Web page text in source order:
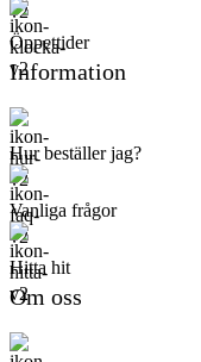
Öppettider
Information
Hur beställer jag?
Vanliga frågor
Hitta hit
Om oss